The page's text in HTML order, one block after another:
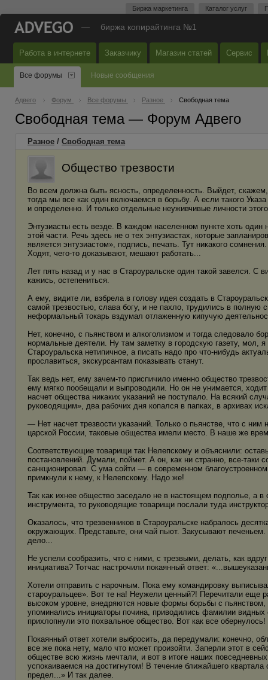
Биржа маркетинга Каталог услуг
— биржа копирайтинга №1
Работа в интернете Заказчику Магазин статей Сервис
Все форумы Новые сообщения
Адвего Форум Все форумы Разное Свободная тема
Свободная тема — Форум Адвего
Разное / Свободная тема
Общество трезвости
Во всем должна быть ясность, определенность. Выйдет,
тогда мы все как один включаемся в борьбу. А если такого
и определенно. И только отдельные неуживчивые личности
Энтузиасты есть везде. В каждом населенном пункте хоть
этой части. Речь здесь не о тех энтузиастах, которые
является энтузиастом», подпись, печать. Тут никакого
Ходят, чего-то доказывают, мешают работать...
Лет пять назад и у нас в Староуральске один такой завелся.
кажись, остепениться.
А ему, видите ли, взбрела в голову идея создать в
самой трезвостью, слава богу, и не пахло, трудились в полную
неформальный токарь вздумал отлаженную кипучую
Нет, конечно, с пьянством и алкоголизмом и тогда следовало
нормальные деятели. Ну там заметку в городскую газету, мол,
Староуральска нетипичное, а писать надо про что-нибудь
прославиться, экскурсантам показывать станут.
Так ведь нет, ему зачем-то приспичило именно общество
ему мягко пообещали и выпроводили. Но он не унимается,
насчет общества никаких указаний не поступало. На всякий
руководящим», два рабочих дня копался в папках, в архивах
— Нет насчет трезвости указаний. Только о пьянстве, что с
царской России, таковые общества имели место. В наше же
Соответствующие товарищи так Нелепскому и объяснили:
постановлений. Думали, поймет. А он, как ни странно, все-таки
санкционировал. С ума сойти — в современном
примкнули к нему, к Нелепскому. Надо же!
Так как ихнее общество заседало не в настоящем подполье, а
инструмента, то руководящие товарищи послали туда
Оказалось, что трезвенников в Староуральске набралось
окружающих. Представьте, они чай пьют. Закусывают
дело...
Не успели сообразить, что с ними, с трезвыми, делать, как
инициатива? Тотчас настрочили покаянный ответ:
Хотели отправить с нарочным. Пока ему командировку
староуральцев». Вот те на! Неужели ценный?! Перечитали еще
высоком уровне, внедряются новые формы борьбы с пьянством,
упоминались инициаторы почина, приводились фамилии
прихлопнули это похвальное общество. Вот как все
Покаянный ответ хотели выбросить, да передумали: конечно,
все же пока нету, мало что может произойти. Заперли этот в
обществе всю жизнь мечтали, и вот в итоге наших
успокаиваемся на достигнутом! В течение ближайшего
предел...» И так далее.